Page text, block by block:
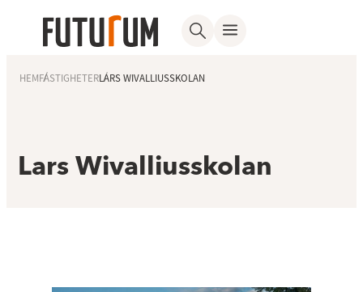
HEMFASTIGHETERLARS WIVALLIUSSKOLAN
Lars Wivalliusskolan